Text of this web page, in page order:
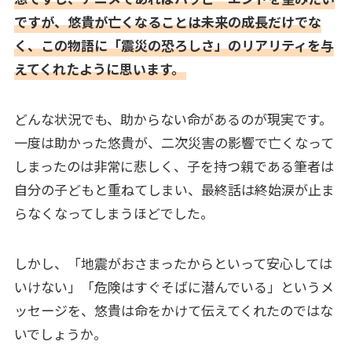
ですが、悠貴が亡くなることは未来の成長だけでな
く、この物語に「震災の恐ろしさ」のリアリティを与
えてくれたように思います。
どんな状況でも、助からない命があるのが現実です。
一度は助かった悠貴が、二次災害の影響で亡くなって
しまったのは非常に悲しく、子を持つ親である筆者は
自分の子どもと重ねてしまい、最終話は終始涙が止ま
らなくなってしまうほどでした。
しかし、「地震がおさまったからといって安心しては
いけない」「危険はすぐそばに潜んでいる」というメ
ッセージを、悠貴は命をかけて伝えてくれたのではな
いでしょうか。